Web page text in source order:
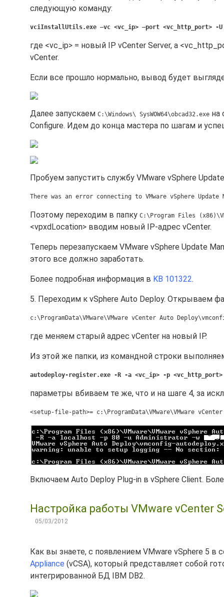
следующую команду:
vciInstallUtils.exe –vc <vc_ip> –port <vc_http_port> -U
где <vc_ip> = новый IP vCenter Server, а
vCenter.
Если все прошло нормально, вывод будет
Далее запускаем C:\Windows\ SysWOW64\obcad32.exe на
Configure. Идем до конца мастера по шагам и
Пробуем запустить службу VMware vSphere
There was an error connecting to VMware vSphere
Поэтому переходим в папку C:\Program Files
<vpxdLocation> вводим новый IP-адрес vCenter.
Теперь перезапускаем VMware vSphere Update
этого все должно заработать.
Более подробная информация в KB 101322.
5. Переходим к vSphere Auto Deploy. Открываем
c:\ProgramData\VMware\VMware vCenter Auto
где меняем старый адрес vCenter на новый IP.
Из этой же папки, из командной строки
autodeploy-register.exe -R -a <vc_ip> -p <vc_http_port>
параметры вбиваем те же, что и на шаге 4, за
<setup-file-path>= c:\ProgramData\VMware\VMware
Включаем Auto Deploy Plug-in в vSphere Client.
Настройка работы VMware vCenter
05/03/2012
Как вы знаете, с появлением VMware vSphere 5
Appliance (vCSA), который представляет собой
интегрированной БД IBM DB2.